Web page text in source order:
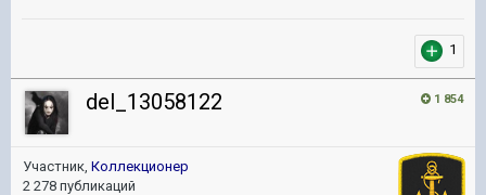
1
1 854
del_13058122
Участник, Коллекционер
2 278 публикаций